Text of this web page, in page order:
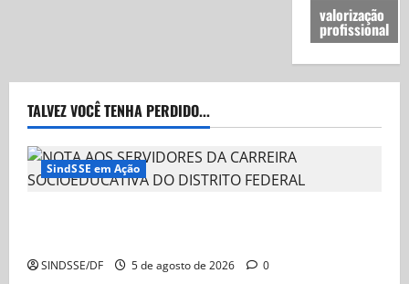
valorização
profissional
TALVEZ VOCÊ TENHA PERDIDO...
SindSSE em Ação
SINDSSE/DF 5 de agosto de 2026
0